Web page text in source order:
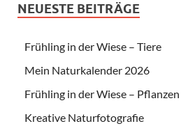
NEUESTE BEITRÄGE
Frühling in der Wiese – Tiere
Mein Naturkalender 2026
Frühling in der Wiese – Pflanzen
Kreative Naturfotografie